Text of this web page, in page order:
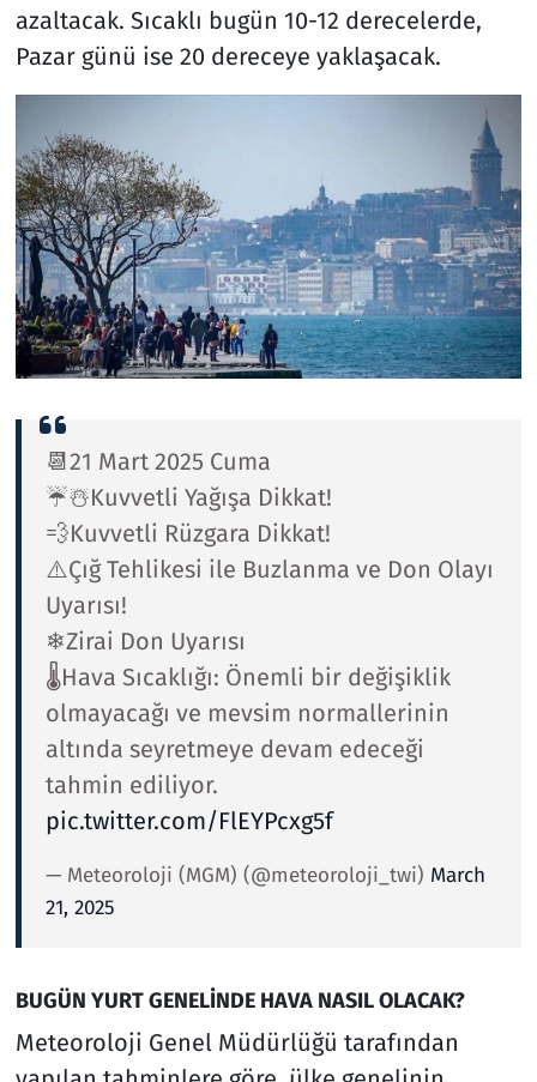
azaltacak. Sıcaklı bugün 10-12 derecelerde,
Pazar günü ise 20 dereceye yaklaşacak.
📆21 Mart 2025 Cuma
☔☃️Kuvvetli Yağışa Dikkat!
💨Kuvvetli Rüzgara Dikkat!
⚠️Çığ Tehlikesi ile Buzlanma ve Don Olayı
Uyarısı!
❄Zirai Don Uyarısı
🌡️Hava Sıcaklığı: Önemli bir değişiklik
olmayacağı ve mevsim normallerinin
altında seyretmeye devam edeceği
tahmin ediliyor.
pic.twitter.com/FlEYPcxg5f
— Meteoroloji (MGM) (@meteoroloji_twi) March
21, 2025
BUGÜN YURT GENELİNDE HAVA NASIL OLACAK?
Meteoroloji Genel Müdürlüğü tarafından